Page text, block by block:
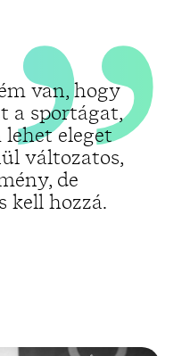
van, hogy
a sportágat,
eleget
változatos,
de
kell hozzá.